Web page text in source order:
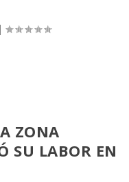
ZONA
SU LABOR EN